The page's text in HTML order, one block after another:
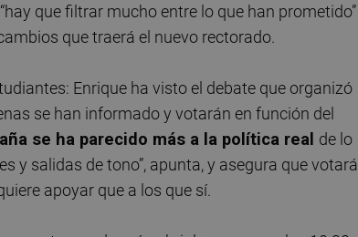
que filtrar mucho entre lo que han prometido”
que traerá el nuevo rectorado.
Enrique ha visto el debate que organizó
se han informado y votarán en función del
se ha parecido más a la política real de lo
y salidas de tono”, apunta, y asegura que votará
apoyar que a los que sí.